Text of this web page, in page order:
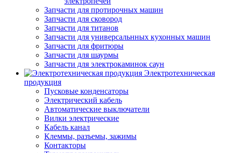
Запчасти для протирочных машин
Запчасти для сковород
Запчасти для титанов
Запчасти для универсальнных кухонных машин
Запчасти для фритюры
Запчасти для шаурмы
Запчасти для электрокаминок саун
Электротехническая
продукция
Пусковые конденсаторы
Электрический кабель
Автоматические выключатели
Вилки электрические
Кабель канал
Клеммы, разъемы, зажимы
Контакторы